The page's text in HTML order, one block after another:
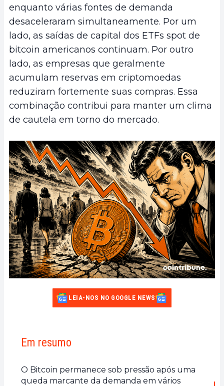
enquanto várias fontes de demanda
desaceleraram simultaneamente. Por um
lado, as saídas de capital dos ETFs spot de
bitcoin americanos continuam. Por outro
lado, as empresas que geralmente
acumulam reservas em criptomoedas
reduziram fortemente suas compras. Essa
combinação contribui para manter um clima
de cautela em torno do mercado.
LEIA-NOS NO GOOGLE NEWS
Em resumo
O Bitcoin permanece sob pressão após uma
queda marcante da demanda em vários